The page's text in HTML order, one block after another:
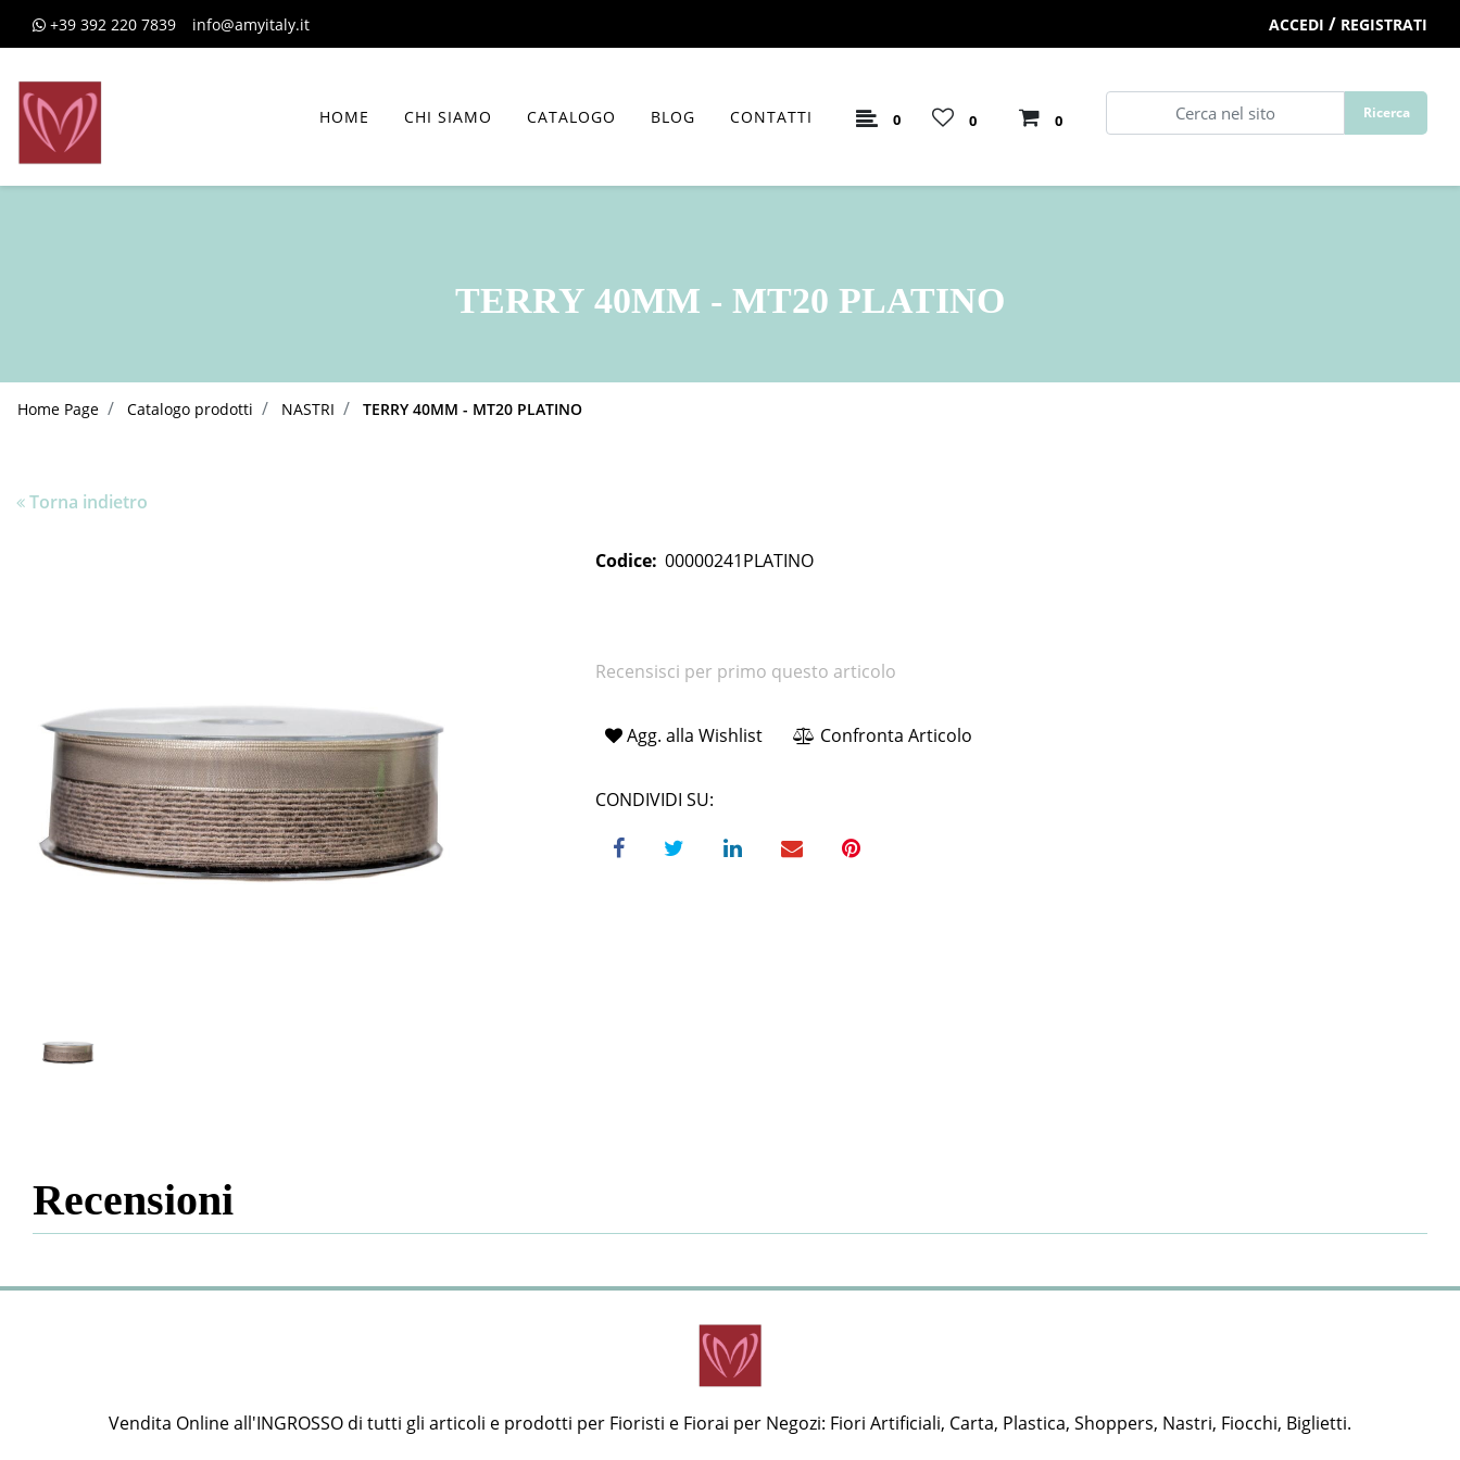
+39 392 220 7839 info@amyitaly.it ACCEDI / REGISTRATI
HOME CHI SIAMO CATALOGO BLOG CONTATTI 0 0 0
TERRY 40MM - MT20 PLATINO
Home Page Catalogo prodotti NASTRI TERRY 40MM - MT20 PLATINO
Torna indietro
Codice: 00000241PLATINO
Recensisci per primo questo articolo
Agg. alla Wishlist Confronta Articolo
CONDIVIDI SU:
Recensioni
Vendita Online all'INGROSSO di tutti gli articoli e prodotti per Fioristi e Fiorai per Negozi: Fiori Artificiali, Carta, Plastica, Shoppers, Nastri, Fiocchi, Biglietti.